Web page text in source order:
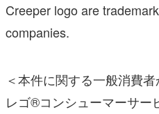
Creeper logo are
companies.
＜本件に関する一般消費
レゴ®コンシューマーサー